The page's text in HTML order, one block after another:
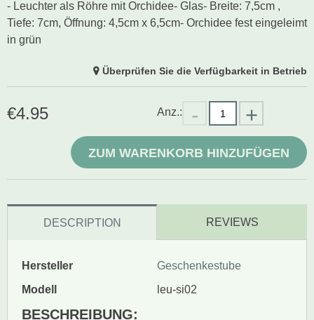
- Leuchter als Röhre mit Orchidee- Glas- Breite: 7,5cm ,
Tiefe: 7cm, Öffnung: 4,5cm x 6,5cm- Orchidee fest eingeleimt
in grün
Überprüfen Sie die Verfügbarkeit in Betrieb
€4.95 Anz.:
ZUM WARENKORB HINZUFÜGEN
DESCRIPTION REVIEWS
Hersteller
Geschenkestube
Modell
leu-si02
BESCHREIBUNG: